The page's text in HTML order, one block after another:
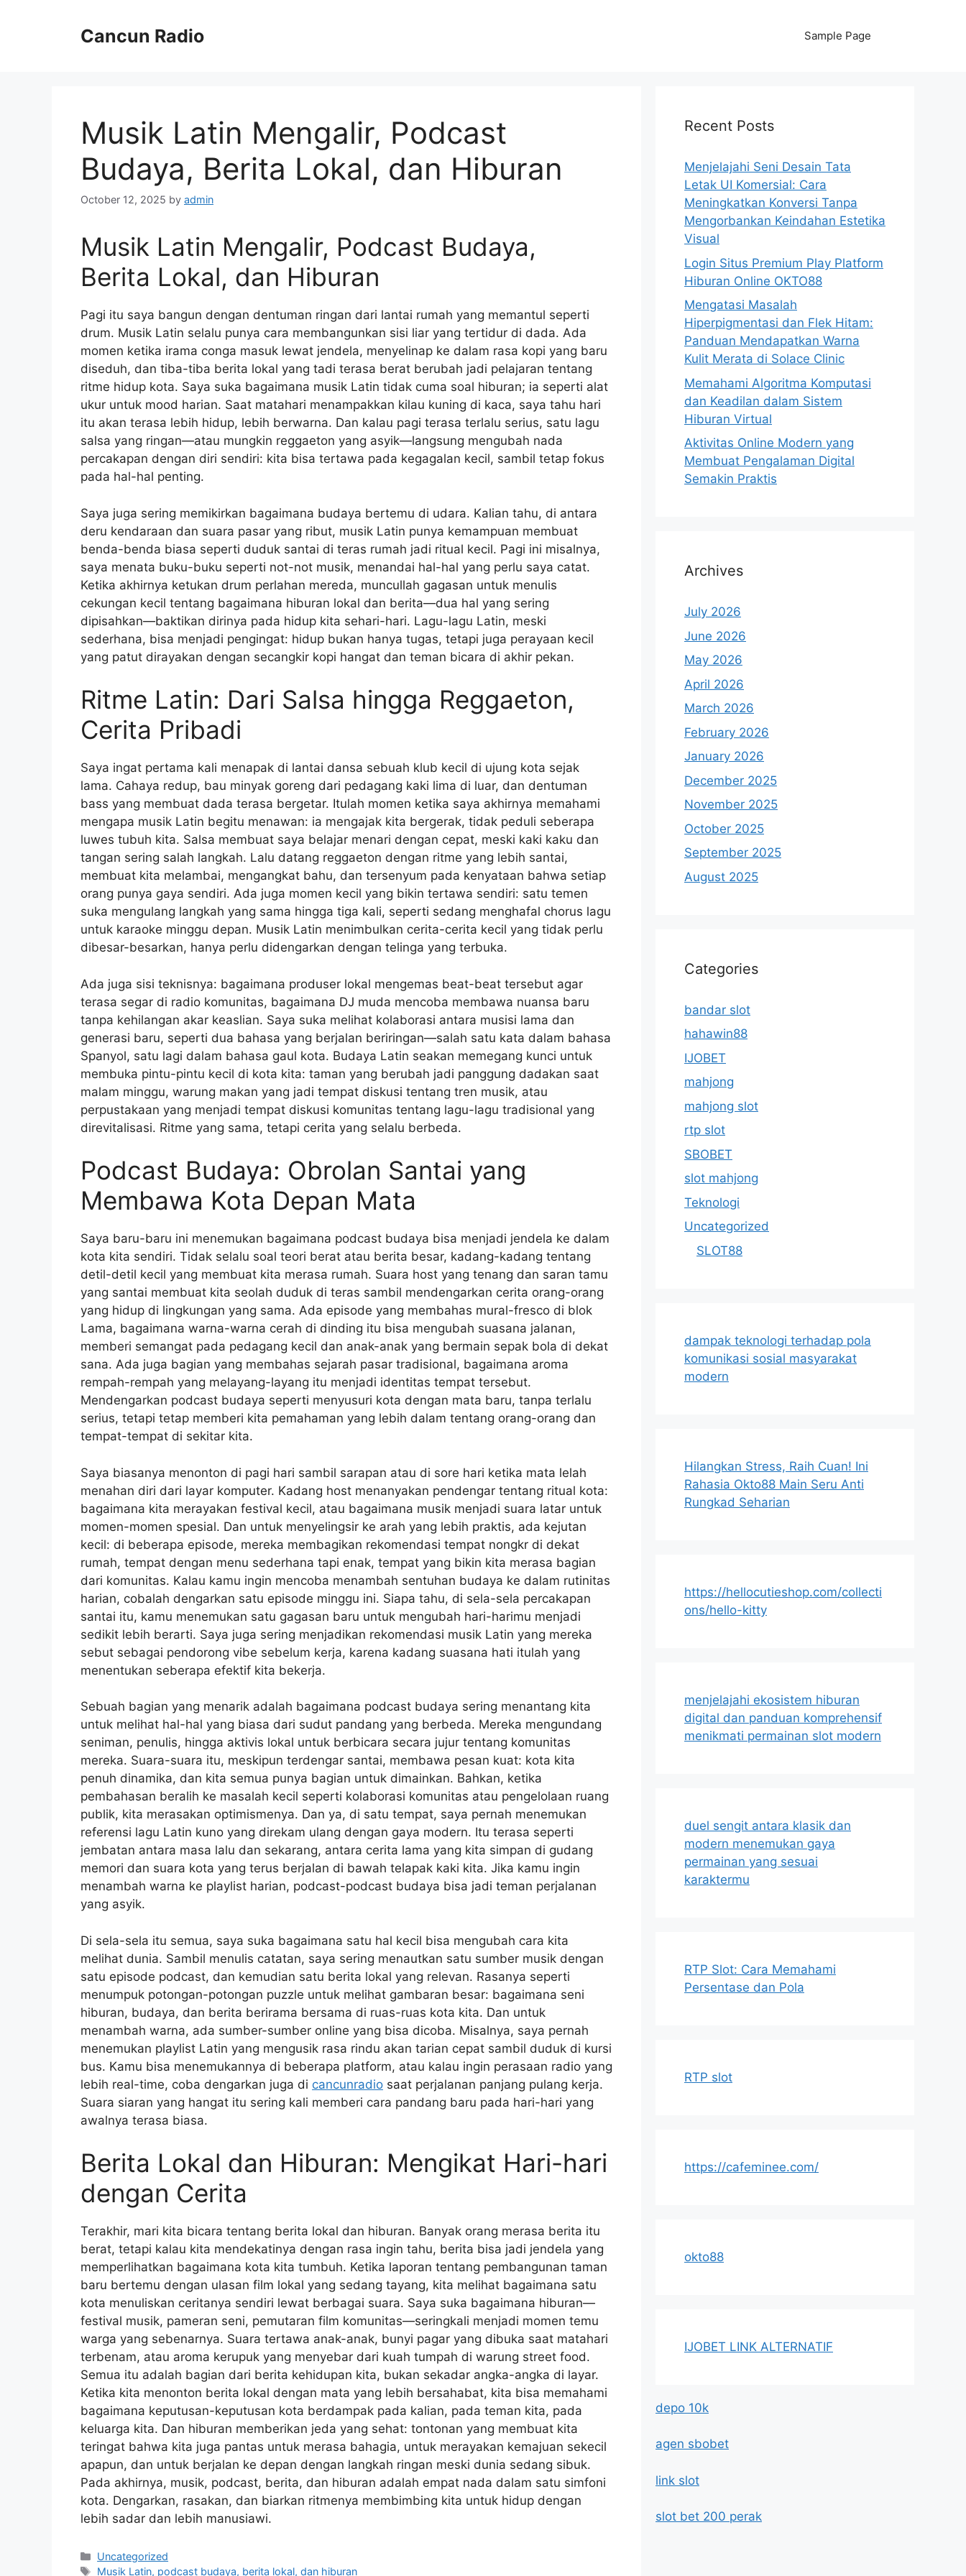
Cancun Radio Sample Page
Musik Latin Mengalir, Podcast
Budaya, Berita Lokal, dan Hiburan
October 12, 2025 by admin
Musik Latin Mengalir, Podcast Budaya,
Berita Lokal, dan Hiburan
Pagi itu saya bangun dengan dentuman ringan dari lantai rumah yang memantul seperti
drum. Musik Latin selalu punya cara membangunkan sisi liar yang tertidur di dada. Ada
momen ketika irama conga masuk lewat jendela, menyelinap ke dalam rasa kopi yang baru
diseduh, dan tiba-tiba berita lokal yang tadi terasa berat berubah jadi pelajaran tentang
ritme hidup kota. Saya suka bagaimana musik Latin tidak cuma soal hiburan; ia seperti alat
ukur untuk mood harian. Saat matahari menampakkan kilau kuning di kaca, saya tahu hari
itu akan terasa lebih hidup, lebih berwarna. Dan kalau pagi terasa terlalu serius, satu lagu
salsa yang ringan—atau mungkin reggaeton yang asyik—langsung mengubah nada
percakapan dengan diri sendiri: kita bisa tertawa pada kegagalan kecil, sambil tetap fokus
pada hal-hal penting.
Saya juga sering memikirkan bagaimana budaya bertemu di udara. Kalian tahu, di antara
deru kendaraan dan suara pasar yang ribut, musik Latin punya kemampuan membuat
benda-benda biasa seperti duduk santai di teras rumah jadi ritual kecil. Pagi ini misalnya,
saya menata buku-buku seperti not-not musik, menandai hal-hal yang perlu saya catat.
Ketika akhirnya ketukan drum perlahan mereda, muncullah gagasan untuk menulis
cekungan kecil tentang bagaimana hiburan lokal dan berita—dua hal yang sering
dipisahkan—baktikan dirinya pada hidup kita sehari-hari. Lagu-lagu Latin, meski
sederhana, bisa menjadi pengingat: hidup bukan hanya tugas, tetapi juga perayaan kecil
yang patut dirayakan dengan secangkir kopi hangat dan teman bicara di akhir pekan.
Ritme Latin: Dari Salsa hingga Reggaeton,
Cerita Pribadi
Saya ingat pertama kali menapak di lantai dansa sebuah klub kecil di ujung kota sejak
lama. Cahaya redup, bau minyak goreng dari pedagang kaki lima di luar, dan dentuman
bass yang membuat dada terasa bergetar. Itulah momen ketika saya akhirnya memahami
mengapa musik Latin begitu menawan: ia mengajak kita bergerak, tidak peduli seberapa
luwes tubuh kita. Salsa membuat saya belajar menari dengan cepat, meski kaki kaku dan
tangan sering salah langkah. Lalu datang reggaeton dengan ritme yang lebih santai,
membuat kita melambai, mengangkat bahu, dan tersenyum pada kenyataan bahwa setiap
orang punya gaya sendiri. Ada juga momen kecil yang bikin tertawa sendiri: satu temen
suka mengulang langkah yang sama hingga tiga kali, seperti sedang menghafal chorus lagu
untuk karaoke minggu depan. Musik Latin menimbulkan cerita-cerita kecil yang tidak perlu
dibesar-besarkan, hanya perlu didengarkan dengan telinga yang terbuka.
Ada juga sisi teknisnya: bagaimana produser lokal mengemas beat-beat tersebut agar
terasa segar di radio komunitas, bagaimana DJ muda mencoba membawa nuansa baru
tanpa kehilangan akar keaslian. Saya suka melihat kolaborasi antara musisi lama dan
generasi baru, seperti dua bahasa yang berjalan beriringan—salah satu kata dalam bahasa
Spanyol, satu lagi dalam bahasa gaul kota. Budaya Latin seakan memegang kunci untuk
membuka pintu-pintu kecil di kota kita: taman yang berubah jadi panggung dadakan saat
malam minggu, warung makan yang jadi tempat diskusi tentang tren musik, atau
perpustakaan yang menjadi tempat diskusi komunitas tentang lagu-lagu tradisional yang
direvitalisasi. Ritme yang sama, tetapi cerita yang selalu berbeda.
Podcast Budaya: Obrolan Santai yang
Membawa Kota Depan Mata
Saya baru-baru ini menemukan bagaimana podcast budaya bisa menjadi jendela ke dalam
kota kita sendiri. Tidak selalu soal teori berat atau berita besar, kadang-kadang tentang
detil-detil kecil yang membuat kita merasa rumah. Suara host yang tenang dan saran tamu
yang santai membuat kita seolah duduk di teras sambil mendengarkan cerita orang-orang
yang hidup di lingkungan yang sama. Ada episode yang membahas mural-fresco di blok
Lama, bagaimana warna-warna cerah di dinding itu bisa mengubah suasana jalanan,
memberi semangat pada pedagang kecil dan anak-anak yang bermain sepak bola di dekat
sana. Ada juga bagian yang membahas sejarah pasar tradisional, bagaimana aroma
rempah-rempah yang melayang-layang itu menjadi identitas tempat tersebut.
Mendengarkan podcast budaya seperti menyusuri kota dengan mata baru, tanpa terlalu
serius, tetapi tetap memberi kita pemahaman yang lebih dalam tentang orang-orang dan
tempat-tempat di sekitar kita.
Saya biasanya menonton di pagi hari sambil sarapan atau di sore hari ketika mata lelah
menahan diri dari layar komputer. Kadang host menanyakan pendengar tentang ritual kota:
bagaimana kita merayakan festival kecil, atau bagaimana musik menjadi suara latar untuk
momen-momen spesial. Dan untuk menyelingsir ke arah yang lebih praktis, ada kejutan
kecil: di beberapa episode, mereka membagikan rekomendasi tempat nongkr di dekat
rumah, tempat dengan menu sederhana tapi enak, tempat yang bikin kita merasa bagian
dari komunitas. Kalau kamu ingin mencoba menambah sentuhan budaya ke dalam rutinitas
harian, cobalah dengarkan satu episode minggu ini. Siapa tahu, di sela-sela percakapan
santai itu, kamu menemukan satu gagasan baru untuk mengubah hari-harimu menjadi
sedikit lebih berarti. Saya juga sering menjadikan rekomendasi musik Latin yang mereka
sebut sebagai pendorong vibe sebelum kerja, karena kadang suasana hati itulah yang
menentukan seberapa efektif kita bekerja.
Sebuah bagian yang menarik adalah bagaimana podcast budaya sering menantang kita
untuk melihat hal-hal yang biasa dari sudut pandang yang berbeda. Mereka mengundang
seniman, penulis, hingga aktivis lokal untuk berbicara secara jujur tentang komunitas
mereka. Suara-suara itu, meskipun terdengar santai, membawa pesan kuat: kota kita
penuh dinamika, dan kita semua punya bagian untuk dimainkan. Bahkan, ketika
pembahasan beralih ke masalah kecil seperti kolaborasi komunitas atau pengelolaan ruang
publik, kita merasakan optimismenya. Dan ya, di satu tempat, saya pernah menemukan
referensi lagu Latin kuno yang direkam ulang dengan gaya modern. Itu terasa seperti
jembatan antara masa lalu dan sekarang, antara cerita lama yang kita simpan di gudang
memori dan suara kota yang terus berjalan di bawah telapak kaki kita. Jika kamu ingin
menambah warna ke playlist harian, podcast-podcast budaya bisa jadi teman perjalanan
yang asyik.
Di sela-sela itu semua, saya suka bagaimana satu hal kecil bisa mengubah cara kita
melihat dunia. Sambil menulis catatan, saya sering menautkan satu sumber musik dengan
satu episode podcast, dan kemudian satu berita lokal yang relevan. Rasanya seperti
menumpuk potongan-potongan puzzle untuk melihat gambaran besar: bagaimana seni
hiburan, budaya, dan berita berirama bersama di ruas-ruas kota kita. Dan untuk
menambah warna, ada sumber-sumber online yang bisa dicoba. Misalnya, saya pernah
menemukan playlist Latin yang mengusik rasa rindu akan tarian cepat sambil duduk di kursi
bus. Kamu bisa menemukannya di beberapa platform, atau kalau ingin perasaan radio yang
lebih real-time, coba dengarkan juga di cancunradio saat perjalanan panjang pulang kerja.
Suara siaran yang hangat itu sering kali memberi cara pandang baru pada hari-hari yang
awalnya terasa biasa.
Berita Lokal dan Hiburan: Mengikat Hari-hari
dengan Cerita
Terakhir, mari kita bicara tentang berita lokal dan hiburan. Banyak orang merasa berita itu
berat, tetapi kalau kita mendekatinya dengan rasa ingin tahu, berita bisa jadi jendela yang
memperlihatkan bagaimana kota kita tumbuh. Ketika laporan tentang pembangunan taman
baru bertemu dengan ulasan film lokal yang sedang tayang, kita melihat bagaimana satu
kota menuliskan ceritanya sendiri lewat berbagai suara. Saya suka bagaimana hiburan—
festival musik, pameran seni, pemutaran film komunitas—seringkali menjadi momen temu
warga yang sebenarnya. Suara tertawa anak-anak, bunyi pagar yang dibuka saat matahari
terbenam, atau aroma kerupuk yang menyebar dari kuah tumpah di warung street food.
Semua itu adalah bagian dari berita kehidupan kita, bukan sekadar angka-angka di layar.
Ketika kita menonton berita lokal dengan mata yang lebih bersahabat, kita bisa memahami
bagaimana keputusan-keputusan kota berdampak pada kalian, pada teman kita, pada
keluarga kita. Dan hiburan memberikan jeda yang sehat: tontonan yang membuat kita
teringat bahwa kita juga pantas untuk merasa bahagia, untuk merayakan kemajuan sekecil
apapun, dan untuk berjalan ke depan dengan langkah ringan meski dunia sedang sibuk.
Pada akhirnya, musik, podcast, berita, dan hiburan adalah empat nada dalam satu simfoni
kota. Dengarkan, rasakan, dan biarkan ritmenya membimbing kita untuk hidup dengan
lebih sadar dan lebih manusiawi.
Categories
Uncategorized
Tags
Musik Latin, podcast budaya, berita lokal, dan hiburan
Recent Posts
Menjelajahi Seni Desain Tata
Letak UI Komersial: Cara
Meningkatkan Konversi Tanpa
Mengorbankan Keindahan Estetika
Visual
Login Situs Premium Play Platform
Hiburan Online OKTO88
Mengatasi Masalah
Hiperpigmentasi dan Flek Hitam:
Panduan Mendapatkan Warna
Kulit Merata di Solace Clinic
Memahami Algoritma Komputasi
dan Keadilan dalam Sistem
Hiburan Virtual
Aktivitas Online Modern yang
Membuat Pengalaman Digital
Semakin Praktis
Archives
July 2026
June 2026
May 2026
April 2026
March 2026
February 2026
January 2026
December 2025
November 2025
October 2025
September 2025
August 2025
Categories
bandar slot
hahawin88
IJOBET
mahjong
mahjong slot
rtp slot
SBOBET
slot mahjong
Teknologi
Uncategorized
SLOT88
dampak teknologi terhadap pola
komunikasi sosial masyarakat
modern
Hilangkan Stress, Raih Cuan! Ini
Rahasia Okto88 Main Seru Anti
Rungkad Seharian
https://hellocutieshop.com/collecti
ons/hello-kitty
menjelajahi ekosistem hiburan
digital dan panduan komprehensif
menikmati permainan slot modern
duel sengit antara klasik dan
modern menemukan gaya
permainan yang sesuai
karaktermu
RTP Slot: Cara Memahami
Persentase dan Pola
RTP slot
https://cafeminee.com/
okto88
IJOBET LINK ALTERNATIF
depo 10k
agen sbobet
link slot
slot bet 200 perak